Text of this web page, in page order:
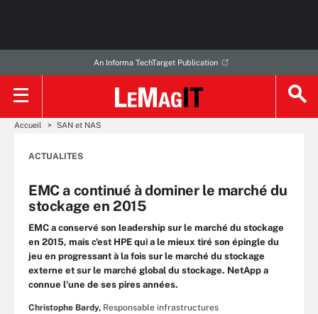
An Informa TechTarget Publication
Accueil SAN et NAS
ACTUALITES
EMC a continué à dominer le marché du
stockage en 2015
EMC a conservé son leadership sur le marché du stockage
en 2015, mais c'est HPE qui a le mieux tiré son épingle du
jeu en progressant à la fois sur le marché du stockage
externe et sur le marché global du stockage. NetApp a
connue l'une de ses pires années.
Christophe Bardy, Responsable infrastructures